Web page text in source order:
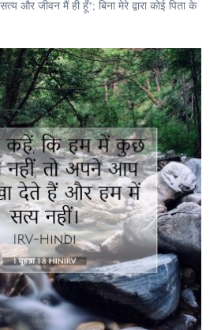
और जीवन मैं ही हूँ*; बिना मेरे द्वारा कोई पिता के